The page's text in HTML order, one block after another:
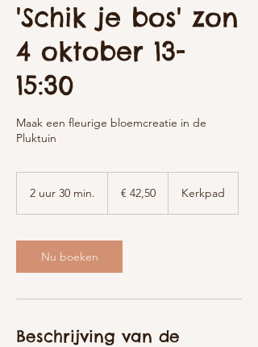
'Schik je bos' zon
4 oktober 13-
15:30
Maak een fleurige bloemcreatie in de
Pluktuin
2 uur 30 min.
r
3
0
i
.
€ 42,50 Kerkpad
Nu boeken
Beschrijving van de